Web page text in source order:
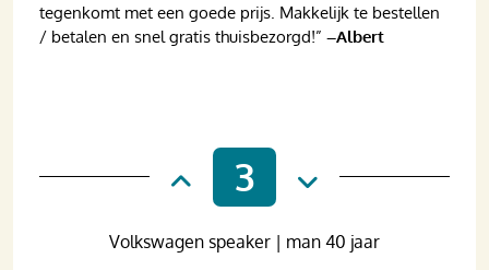
tegenkomt met een goede prijs. Makkelijk te bestellen
/ betalen en snel gratis thuisbezorgd!” –Albert
3
Volkswagen speaker | man 40 jaar